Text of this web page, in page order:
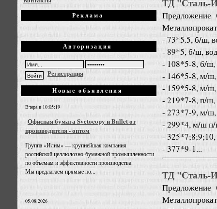
Реклама
Авторизация
Регистрация
Новые объявления
Вчера в 10:05:19
Офисная бумага Svetocopy и Ballet от
производителя - оптом
Группа «Илим» — крупнейшая компания
российской целлюлозно-бумажной промышленности
по объемам и эффективности производства.
Мы предлагаем прямые по...
05.08.2026
ТД "Сталь-
Предложение
- 73*5.5, б/ш,
- 89*5, б/ш,
- 108*5-8, б/ш,
- 146*5-8, м/ш,
- 159*5-8, м/ш,
- 219*7-8, п/ш,
- 273*7-9, м/ш,
- 299*4, м/ш п/
-
- 377*9-1...
ТД "Сталь-
Предложение